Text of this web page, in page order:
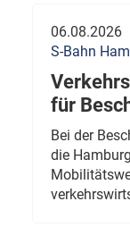
06.08.2026
S-Bahn
für
Bei der
die